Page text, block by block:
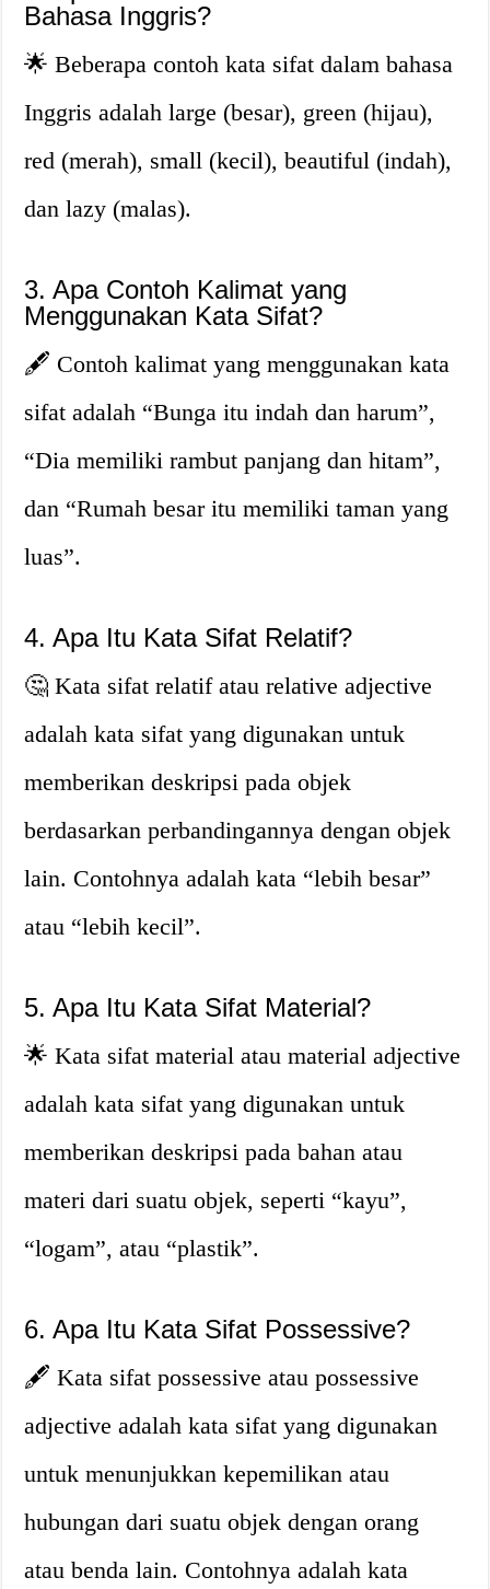
Bahasa Inggris?
🌟 Beberapa contoh kata sifat dalam bahasa
Inggris adalah large (besar), green (hijau),
red (merah), small (kecil), beautiful (indah),
dan lazy (malas).
3. Apa Contoh Kalimat yang
Menggunakan Kata Sifat?
🖋️ Contoh kalimat yang menggunakan kata
sifat adalah “Bunga itu indah dan harum”,
“Dia memiliki rambut panjang dan hitam”,
dan “Rumah besar itu memiliki taman yang
luas”.
4. Apa Itu Kata Sifat Relatif?
🤔 Kata sifat relatif atau relative adjective
adalah kata sifat yang digunakan untuk
memberikan deskripsi pada objek
berdasarkan perbandingannya dengan objek
lain. Contohnya adalah kata “lebih besar”
atau “lebih kecil”.
5. Apa Itu Kata Sifat Material?
🌟 Kata sifat material atau material adjective
adalah kata sifat yang digunakan untuk
memberikan deskripsi pada bahan atau
materi dari suatu objek, seperti “kayu”,
“logam”, atau “plastik”.
6. Apa Itu Kata Sifat Possessive?
🖋️ Kata sifat possessive atau possessive
adjective adalah kata sifat yang digunakan
untuk menunjukkan kepemilikan atau
hubungan dari suatu objek dengan orang
atau benda lain. Contohnya adalah kata